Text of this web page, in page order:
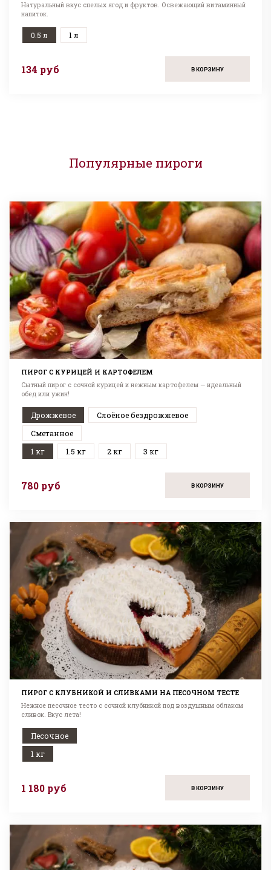
Натуральный вкус спелых ягод и фруктов. Освежающий витаминный
напиток.
0.5 л 1 л
134 руб В КОРЗИНУ
Популярные пироги
ПИРОГ С КУРИЦЕЙ И КАРТОФЕЛЕМ
Сытный пирог с сочной курицей и нежным картофелем — идеальный
обед или ужин!
Дрожжевое
Слоёное бездрожжевое
Сметанное
1 кг
1.5 кг 2 кг 3 кг
780 руб В КОРЗИНУ
ПИРОГ С КЛУБНИКОЙ И СЛИВКАМИ НА ПЕСОЧНОМ ТЕСТЕ
Нежное песочное тесто с сочной клубникой под воздушным облаком
сливок. Вкус лета!
Песочное
1 кг
1 180 руб В КОРЗИНУ